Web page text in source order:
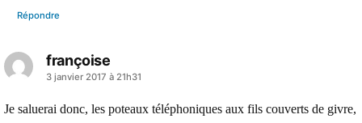
Répondre
françoise
a
dit :
3 janvier 2017 à 21h31
Je saluerai donc, les poteaux téléphoniques aux fils couverts de givre,